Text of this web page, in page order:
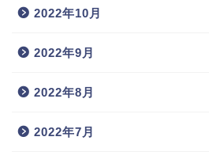
2022年10月
2022年9月
2022年8月
2022年7月